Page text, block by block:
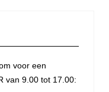
voor een
van 9.00 tot 17.00: